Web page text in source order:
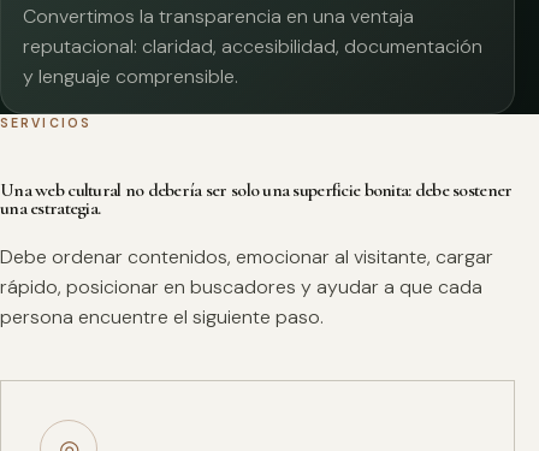
Convertimos la transparencia en una ventaja
reputacional: claridad, accesibilidad, documentación
y lenguaje comprensible.
SERVICIOS
Una web cultural no debería ser solo una superficie bonita: debe sostener
una estrategia.
Debe ordenar contenidos, emocionar al visitante, cargar
rápido, posicionar en buscadores y ayudar a que cada
persona encuentre el siguiente paso.